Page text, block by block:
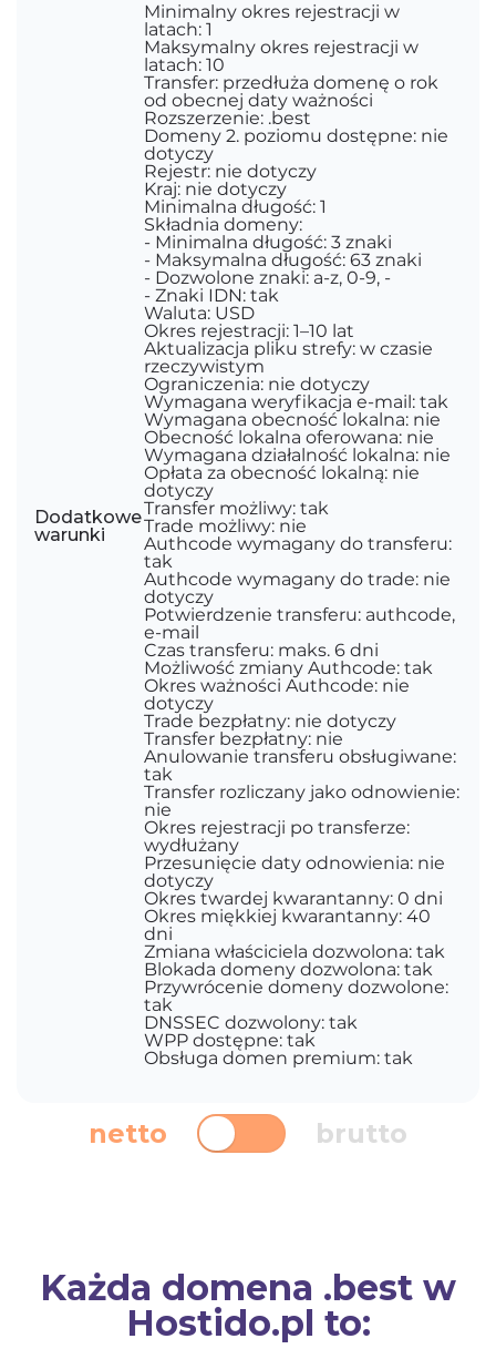
Dodatkowe
warunki
Minimalny okres rejestracji w
latach: 1
Maksymalny okres rejestracji w
latach: 10
Transfer: przedłuża domenę o rok
od obecnej daty ważności
Rozszerzenie: .best
Domeny 2. poziomu dostępne: nie
dotyczy
Rejestr: nie dotyczy
Kraj: nie dotyczy
Minimalna długość: 1
Składnia domeny:
- Minimalna długość: 3 znaki
- Maksymalna długość: 63 znaki
- Dozwolone znaki: a-z, 0-9, -
- Znaki IDN: tak
Waluta: USD
Okres rejestracji: 1–10 lat
Aktualizacja pliku strefy: w czasie
rzeczywistym
Ograniczenia: nie dotyczy
Wymagana weryfikacja e-mail: tak
Wymagana obecność lokalna: nie
Obecność lokalna oferowana: nie
Wymagana działalność lokalna: nie
Opłata za obecność lokalną: nie
dotyczy
Transfer możliwy: tak
Trade możliwy: nie
Authcode wymagany do transferu:
tak
Authcode wymagany do trade: nie
dotyczy
Potwierdzenie transferu: authcode,
e-mail
Czas transferu: maks. 6 dni
Możliwość zmiany Authcode: tak
Okres ważności Authcode: nie
dotyczy
Trade bezpłatny: nie dotyczy
Transfer bezpłatny: nie
Anulowanie transferu obsługiwane:
tak
Transfer rozliczany jako odnowienie:
nie
Okres rejestracji po transferze:
wydłużany
Przesunięcie daty odnowienia: nie
dotyczy
Okres twardej kwarantanny: 0 dni
Okres miękkiej kwarantanny: 40
dni
Zmiana właściciela dozwolona: tak
Blokada domeny dozwolona: tak
Przywrócenie domeny dozwolone:
tak
DNSSEC dozwolony: tak
WPP dostępne: tak
Obsługa domen premium: tak
netto brutto
Każda domena .best w
Hostido.pl to: